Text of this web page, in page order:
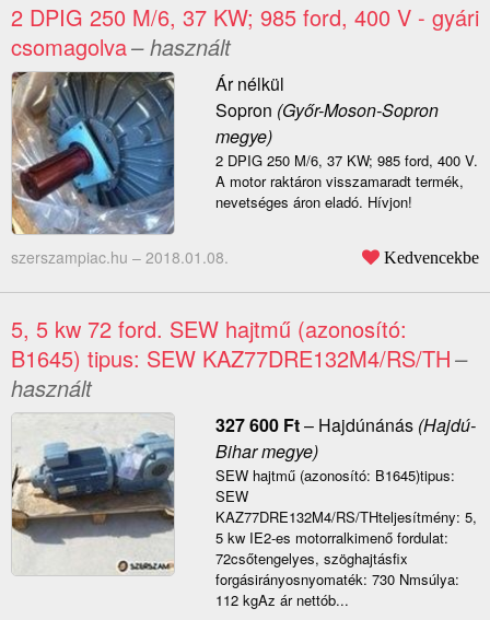
2 DPIG 250 M/6, 37 KW; 985 ford, 400 V - gyári
csomagolva– használt
Ár nélkül
Sopron (Győr-Moson-Sopron
megye)
2 DPIG 250 M/6, 37 KW; 985 ford, 400 V.
A motor raktáron visszamaradt termék,
nevetséges áron eladó. Hívjon!
szerszampiac.hu – 2018.01.08. Kedvencekbe
5, 5 kw 72 ford. SEW hajtmű (azonosító:
B1645) tipus: SEW KAZ77DRE132M4/RS/TH–
használt
327 600 Ft– Hajdúnánás(Hajdú-
Bihar megye)
SEW hajtmű (azonosító: B1645)tipus:
SEW
KAZ77DRE132M4/RS/THteljesítmény: 5,
5 kw IE2-es motorralkimenő fordulat:
72csőtengelyes, szöghajtásfix
forgásirányosnyomaték: 730 Nmsúlya:
112 kgAz ár nettób...